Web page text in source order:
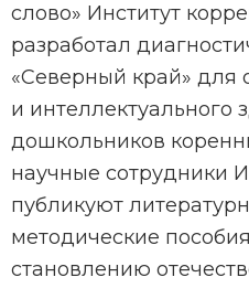
слово» Институт
разработал
«Северный край» для
и интеллектуального
дошкольников
научные сотрудники
публикуют
методические
становлению